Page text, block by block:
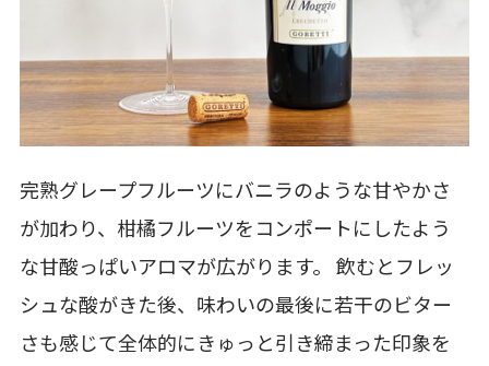
完熟グレープフルーツにバニラのような甘やかさ
が加わり、柑橘フルーツをコンポートにしたよう
な甘酸っぱいアロマが広がります。 飲むとフレッ
シュな酸がきた後、味わいの最後に若干のビター
さも感じて全体的にきゅっと引き締まった印象を